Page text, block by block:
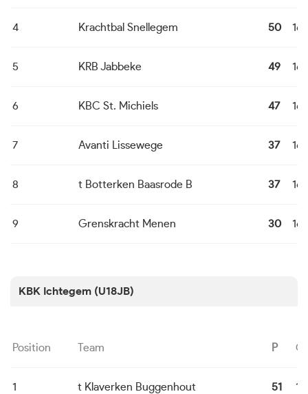
4 Krachtbal Snellegem 50 16
5 KRB Jabbeke 49 16
6 KBC St. Michiels 47 16
7 Avanti Lissewege 37 16
8 t Botterken Baasrode B 37 16
9 Grenskracht Menen 30 16
KBK Ichtegem (U18JB)
Position Team P G
1 t Klaverken Buggenhout 51 14